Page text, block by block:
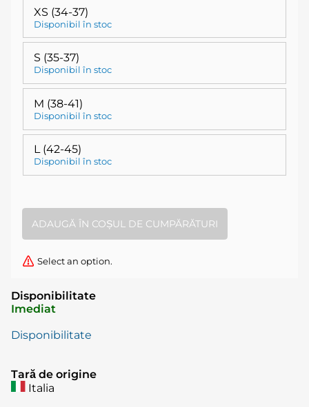
XS (34-37)
Disponibil în stoc
S (35-37)
Disponibil în stoc
M (38-41)
Disponibil în stoc
L (42-45)
Disponibil în stoc
Select an option.
Disponibilitate
Imediat
Disponibilitate
Tară de origine
Italia